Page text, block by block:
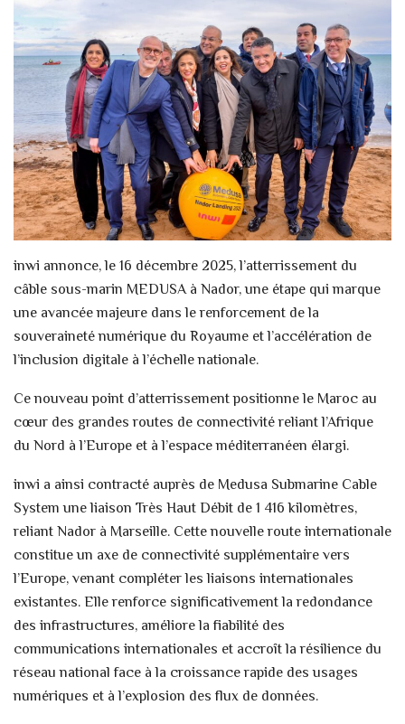
inwi annonce, le 16 décembre 2025, l’atterrissement du
câble sous-marin MEDUSA à Nador, une étape qui marque
une avancée majeure dans le renforcement de la
souveraineté numérique du Royaume et l’accélération de
l’inclusion digitale à l’échelle nationale.
Ce nouveau point d’atterrissement positionne le Maroc au
cœur des grandes routes de connectivité reliant l’Afrique
du Nord à l’Europe et à l’espace méditerranéen élargi.
inwi a ainsi contracté auprès de Medusa Submarine Cable
System une liaison Très Haut Débit de 1 416 kilomètres,
reliant Nador à Marseille. Cette nouvelle route internationale
constitue un axe de connectivité supplémentaire vers
l’Europe, venant compléter les liaisons internationales
existantes. Elle renforce significativement la redondance
des infrastructures, améliore la fiabilité des
communications internationales et accroît la résilience du
réseau national face à la croissance rapide des usages
numériques et à l’explosion des flux de données.